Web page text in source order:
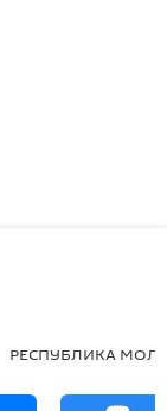
РЕСПУБЛИКА